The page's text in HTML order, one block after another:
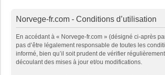
Norvege-fr.com - Conditions d’utilisation
En accédant à « Norvege-fr.com » (désigné ci-après
pas d’être légalement responsable de toutes les
informé, bien qu’il soit prudent de vérifier
découlant des mises à jour et/ou modifications.